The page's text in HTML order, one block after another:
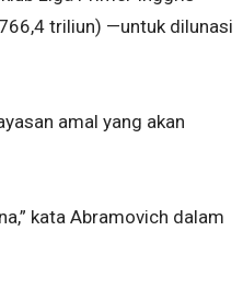
triliun) —untuk dilunasi
amal yang akan
kata Abramovich dalam